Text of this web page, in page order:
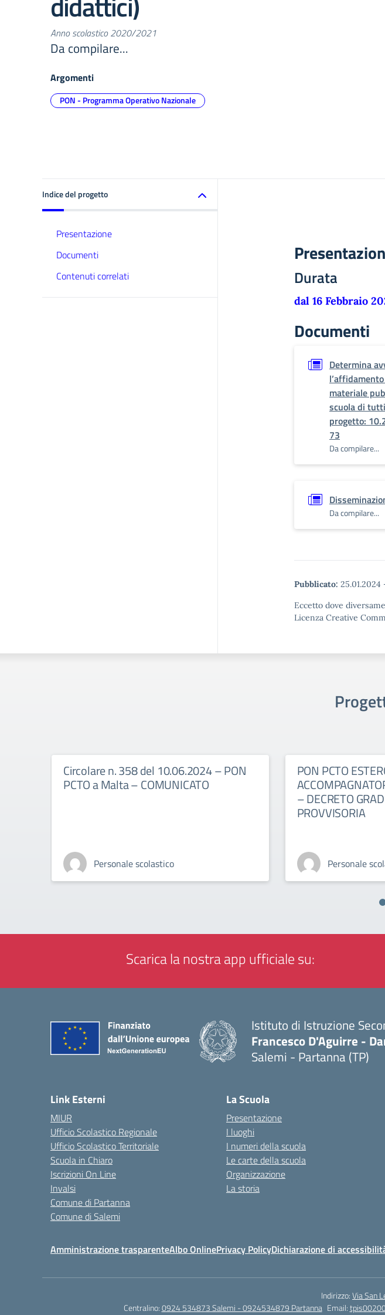
Anno scolastico 2020/2021
Da compilare...
Argomenti
PON - Programma Operativo Nazionale
Indice del progetto
Presentazione
Documenti
Contenuti correlati
Durata
dal 16 Febbraio
Documenti
Determina
materiale
scuola di
progetto:
73
Da compilare...
Da compilare...
Pubblicato: 25.01.2024
Eccetto dove
Licenza Creative
Circolare n. 358 del 10.06.2024 – PON
PCTO a Malta – COMUNICATO
Personale scolastico
PON PCTO
– DECRETO
PROVVISORIA
Personale
Scarica la nostra app ufficiale su:
Istituto di Istruzione
Francesco D'Aguirre -
Salemi - Partanna (TP)
Link Esterni
MIUR
Ufficio Scolastico Regionale
Ufficio Scolastico Territoriale
Scuola in Chiaro
Iscrizioni On Line
Invalsi
Comune di Partanna
Comune di Salemi
La Scuola
Presentazione
I luoghi
I numeri della scuola
Le carte della scuola
Organizzazione
La storia
Amministrazione trasparenteAlbo OnlinePrivacy PolicyDichiarazione di
Indirizzo:Via San
Centralino:0924 534873 Salemi - 0924534879 Partanna Email: